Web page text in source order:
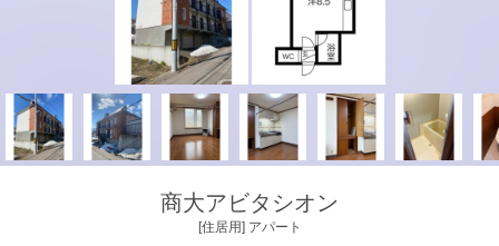
商大アビタシオン
[住居用] アパート